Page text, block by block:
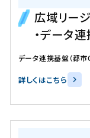
広域リー
・データ
データ連携基盤（都市
詳しくはこちら